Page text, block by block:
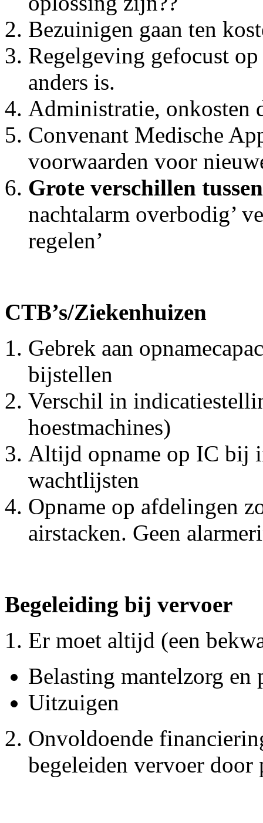
Bezuinigen gaan ten
Regelgeving gefocust
anders is.
Administratie, onkosten
Convenant Medische
voorwaarden voor
Grote verschillen
nachtalarm overbodig’
regelen’
CTB’s/Ziekenhuizen
Gebrek aan
bijstellen
Verschil in
hoestmachines)
Altijd opname op IC bij
wachtlijsten
Opname op afdelingen
airstacken. Geen
Begeleiding bij vervoer
Er moet altijd (een
Belasting mantelzorg en
Uitzuigen
Onvoldoende
begeleiden vervoer door